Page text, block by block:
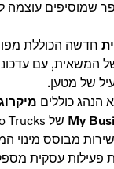
שמוסיפים עוצמה
חדשה הכוללת
המשאית, עם
של מטען.
הנהג כוללים
My
שירות מבוסס מינוי
פעילות עסקית